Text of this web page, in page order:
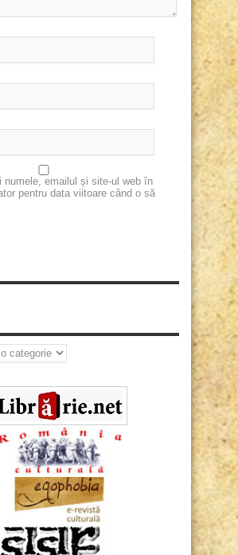
numele, emailul și site-ul web în
pentru data viitoare când o să